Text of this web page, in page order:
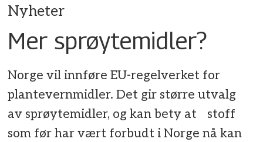
Nyheter
Mer sprøytemidler?
Norge vil innføre EU-regelverket for
plantevernmidler. Det gir større utvalg
av sprøytemidler, og kan bety at stoff
som før har vært forbudt i Norge nå kan